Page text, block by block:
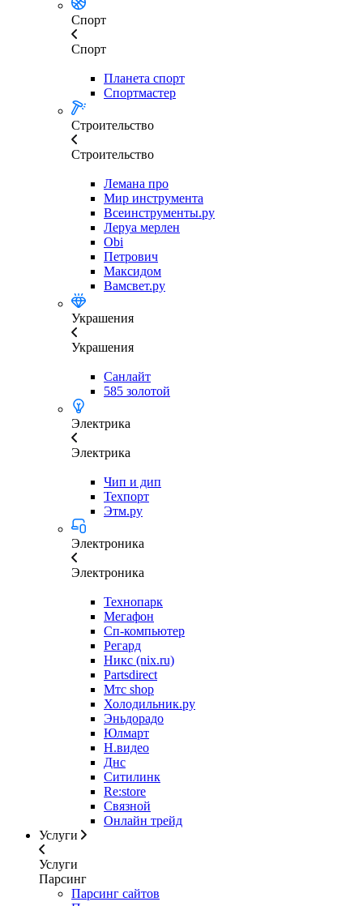
Спорт
Спорт
Планета спорт
Спортмастер
Строительство
Строительство
Лемана про
Мир инструмента
Всеинструменты.ру
Леруа мерлен
Obi
Петрович
Максидом
Вамсвет.ру
Украшения
Украшения
Санлайт
585 золотой
Электрика
Электрика
Чип и дип
Техпорт
Этм.ру
Электроника
Электроника
Технопарк
Мегафон
Сп-компьютер
Регард
Никс (nix.ru)
Partsdirect
Мтс shop
Холодильник.ру
Эньдорадо
Юлмарт
Н.видео
Днс
Ситилинк
Re:store
Связной
Онлайн трейд
Услуги
Услуги
Парсинг
Парсинг сайтов